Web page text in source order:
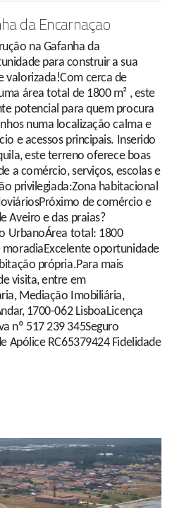
da Encarnaçao
na Gafanha da
para construir a sua
valorizada!Com cerca de
área total de 1800 m² , este
potencial para quem procura
numa localização calma e
e acessos principais. Inserido
este terreno oferece boas
a comércio, serviços, escolas e
privilegiada:Zona habitacional
de comércio e
Aveiro e das praias?
UrbanoÁrea total: 1800
moradiaExcelente oportunidade
própria.Para mais
visita, entre em
Mediação Imobiliária,
1700-062 LisboaLicença
nº 517 239 345Seguro
Apólice RC65379424 Fidelidade